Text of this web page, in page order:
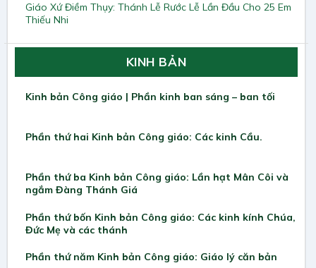
Giáo Xứ Điềm Thụy: Thánh Lễ Rước Lễ Lần Đầu Cho 25 Em
Thiếu Nhi
KINH BẢN
Kinh bản Công giáo | Phần kinh ban sáng – ban tối
Phần thứ hai Kinh bản Công giáo: Các kinh Cầu.
Phần thứ ba Kinh bản Công giáo: Lần hạt Mân Côi và
ngắm Đàng Thánh Giá
Phần thứ bốn Kinh bản Công giáo: Các kinh kính Chúa,
Đức Mẹ và các thánh
Phần thứ năm Kinh bản Công giáo: Giáo lý căn bản